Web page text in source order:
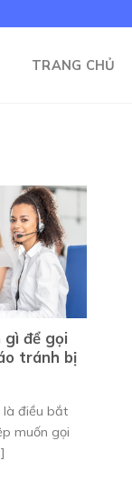
TRANG CHỦ
gì để gọi
tránh bị
điều bắt
muốn gọi